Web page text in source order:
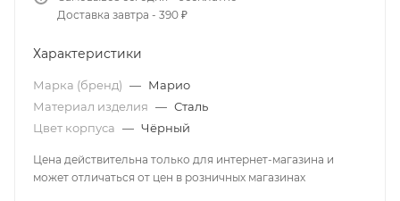
Доставка завтра - 390 ₽
Характеристики
Марка (бренд) — Марио
Материал изделия — Сталь
Цвет корпуса — Чёрный
Цена действительна только для интернет-магазина и
может отличаться от цен в розничных магазинах